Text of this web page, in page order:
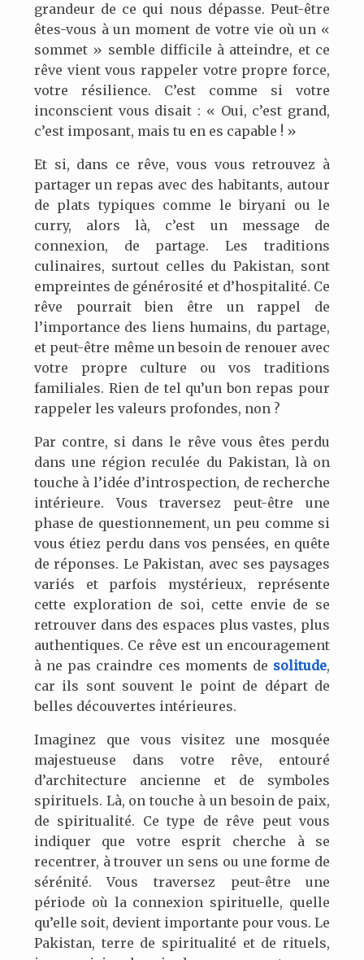
grandeur de ce qui nous dépasse. Peut-être
êtes-vous à un moment de votre vie où un «
sommet » semble difficile à atteindre, et ce
rêve vient vous rappeler votre propre force,
votre résilience. C’est comme si votre
inconscient vous disait : « Oui, c’est grand,
c’est imposant, mais tu en es capable ! »
Et si, dans ce rêve, vous vous retrouvez à
partager un repas avec des habitants, autour
de plats typiques comme le biryani ou le
curry, alors là, c’est un message de
connexion, de partage. Les traditions
culinaires, surtout celles du Pakistan, sont
empreintes de générosité et d’hospitalité. Ce
rêve pourrait bien être un rappel de
l’importance des liens humains, du partage,
et peut-être même un besoin de renouer avec
votre propre culture ou vos traditions
familiales. Rien de tel qu’un bon repas pour
rappeler les valeurs profondes, non ?
Par contre, si dans le rêve vous êtes perdu
dans une région reculée du Pakistan, là on
touche à l’idée d’introspection, de recherche
intérieure. Vous traversez peut-être une
phase de questionnement, un peu comme si
vous étiez perdu dans vos pensées, en quête
de réponses. Le Pakistan, avec ses paysages
variés et parfois mystérieux, représente
cette exploration de soi, cette envie de se
retrouver dans des espaces plus vastes, plus
authentiques. Ce rêve est un encouragement
à ne pas craindre ces moments de solitude,
car ils sont souvent le point de départ de
belles découvertes intérieures.
Imaginez que vous visitez une mosquée
majestueuse dans votre rêve, entouré
d’architecture ancienne et de symboles
spirituels. Là, on touche à un besoin de paix,
de spiritualité. Ce type de rêve peut vous
indiquer que votre esprit cherche à se
recentrer, à trouver un sens ou une forme de
sérénité. Vous traversez peut-être une
période où la connexion spirituelle, quelle
qu’elle soit, devient importante pour vous. Le
Pakistan, terre de spiritualité et de rituels,